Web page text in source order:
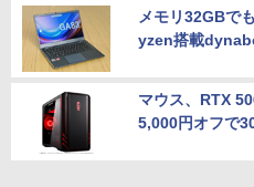
メモリ32GBで
yzen搭載
マウス、RTX
5,000円オフで